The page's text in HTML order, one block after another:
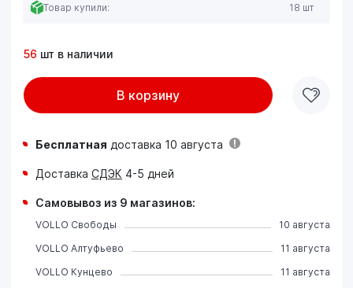
Товар купили: 18 шт
56 шт в наличии
В корзину
Бесплатная доставка 10 августа
Доставка СДЭК 4-5 дней
Самовывоз из 9 магазинов:
VOLLO Свободы
10 августа
VOLLO Алтуфьево
11 августа
VOLLO Кунцево
11 августа